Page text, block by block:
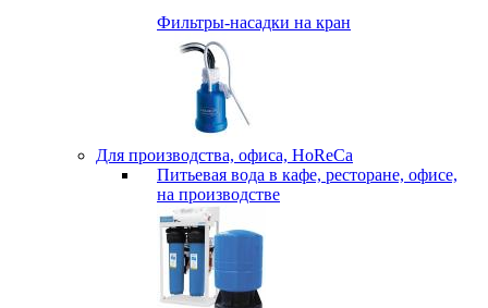
Фильтры-насадки на кран
Для производства, офиса, HoReCa
Питьевая вода в кафе, ресторане, офисе,
на производстве